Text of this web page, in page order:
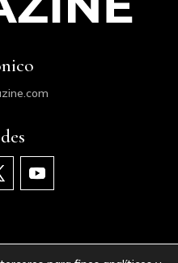
16, 28040 Madrid,